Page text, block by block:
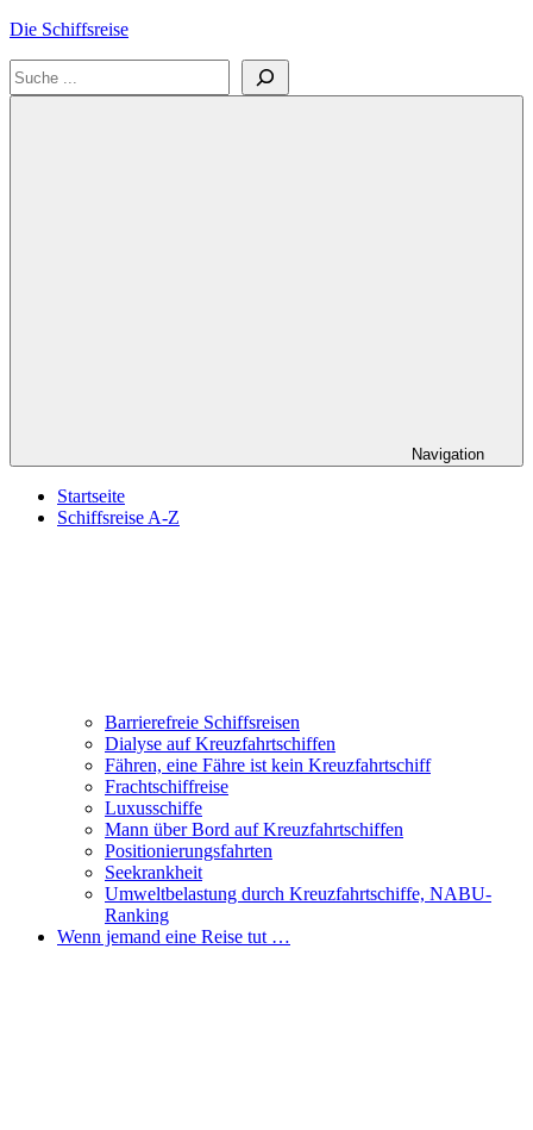
Zum
springen
Die Schiffsreise
Literatur-
Suchen
Navigation
Startseite
Schiffsreise A-Z
Barrierefreie Schiffsreisen
Dialyse auf Kreuzfahrtschiffen
Fähren, eine Fähre ist kein Kreuzfahrtschiff
Frachtschiffreise
Luxusschiffe
Mann über Bord auf Kreuzfahrtschiffen
Positionierungsfahrten
Seekrankheit
Umweltbelastung durch Kreuzfahrtschiffe, NABU-
Ranking
Wenn jemand eine Reise tut …